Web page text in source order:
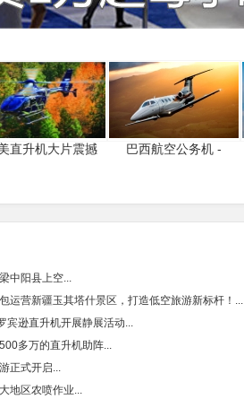
直升机大片震撼 巴西航空公务机 -
中阳县上空...
运营新疆玉其塔什景区，打造低空旅游新标杆！...
宾逊直升机开展静展活动...
多万的直升机助阵...
正式开启...
地区农喷作业...